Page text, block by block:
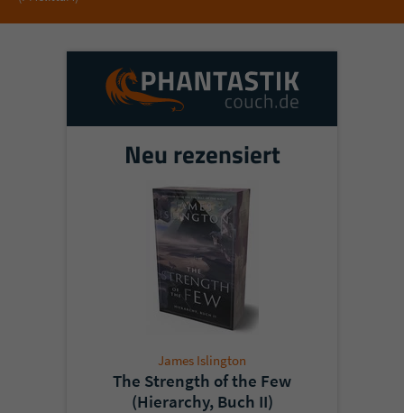
Neu rezensiert
James Islington
The Strength of the Few
(Hierarchy, Buch II)